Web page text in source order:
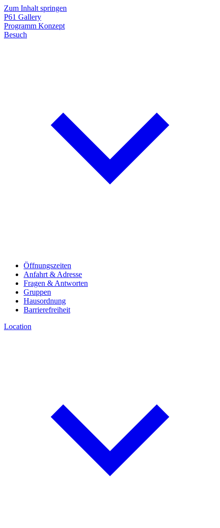
Zum Inhalt springen
P61 Gallery
Programm Konzept
Besuch
Öffnungszeiten
Anfahrt & Adresse
Fragen & Antworten
Gruppen
Hausordnung
Barrierefreiheit
Location